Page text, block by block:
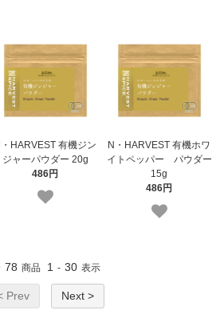
HARVEST 有機ジン
ジャーパウダー 20g
486円
N・HARVEST 有機ホワ
イトペッパー パウダー
15g
486円
78 商品 1 - 30 表示
Prev Next >